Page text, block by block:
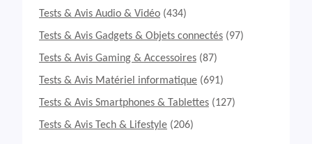
Tests & Avis Audio & Vidéo (434)
Tests & Avis Gadgets & Objets connectés (97)
Tests & Avis Gaming & Accessoires (87)
Tests & Avis Matériel informatique (691)
Tests & Avis Smartphones & Tablettes (127)
Tests & Avis Tech & Lifestyle (206)